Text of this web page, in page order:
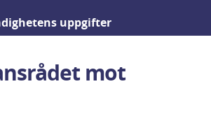
uppgifter
mot